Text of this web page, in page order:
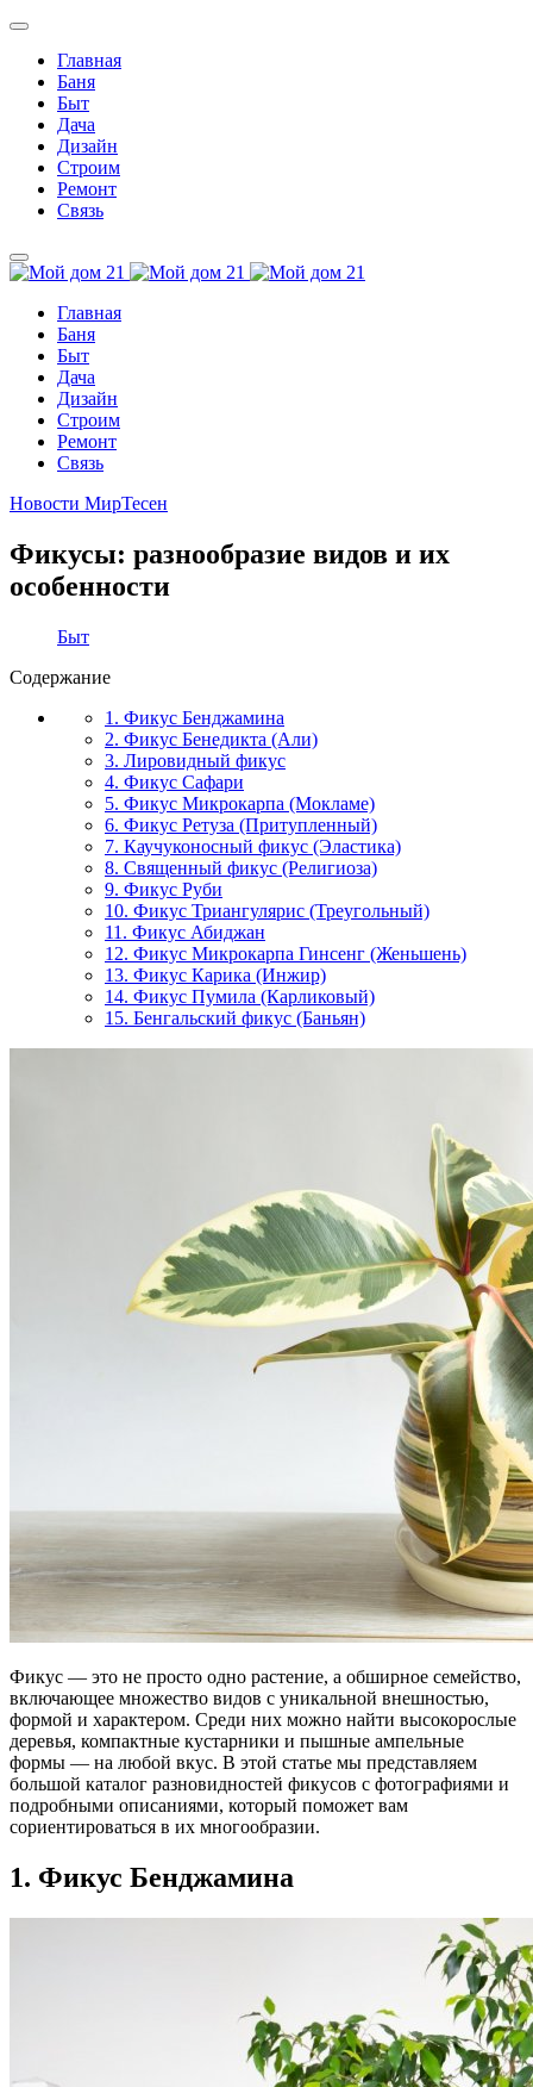
Главная
Баня
Быт
Дача
Дизайн
Строим
Ремонт
Связь
Главная
Баня
Быт
Дача
Дизайн
Строим
Ремонт
Связь
Новости МирТесен
Фикусы: разнообразие видов и их
особенности
Быт
Содержание
1. Фикус Бенджамина
2. Фикус Бенедикта (Али)
3. Лировидный фикус
4. Фикус Сафари
5. Фикус Микрокарпа (Мокламе)
6. Фикус Ретуза (Притупленный)
7. Каучуконосный фикус (Эластика)
8. Священный фикус (Религиоза)
9. Фикус Руби
10. Фикус Триангулярис (Треугольный)
11. Фикус Абиджан
12. Фикус Микрокарпа Гинсенг (Женьшень)
13. Фикус Карика (Инжир)
14. Фикус Пумила (Карликовый)
15. Бенгальский фикус (Баньян)
Фикус — это не просто одно растение, а обширное семейство,
включающее множество видов с уникальной внешностью,
формой и характером. Среди них можно найти высокорослые
деревья, компактные кустарники и пышные ампельные
формы — на любой вкус. В этой статье мы представляем
большой каталог разновидностей фикусов с фотографиями и
подробными описаниями, который поможет вам
сориентироваться в их многообразии.
1. Фикус Бенджамина